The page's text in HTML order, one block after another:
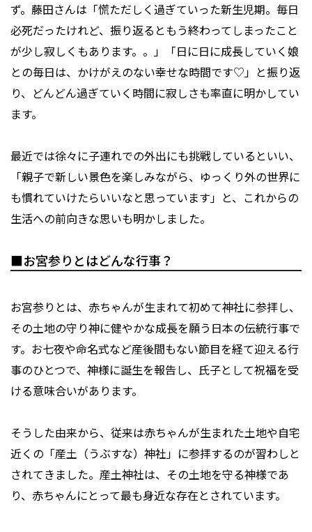
ず。藤田さんは「慌ただしく過ぎていった新生児期。毎日
必死だったけれど、振り返るともう終わってしまったこと
が少し寂しくもあります。。」「日に日に成長していく娘
との毎日は、かけがえのない幸せな時間です♡」と振り返
り、どんどん過ぎていく時間に寂しさも率直に明かしてい
ます。
最近では徐々に子連れでの外出にも挑戦しているといい、
「親子で新しい景色を楽しみながら、ゆっくり外の世界に
も慣れていけたらいいなと思っています」と、これからの
生活への前向きな思いも明かしました。
■お宮参りとはどんな行事？
お宮参りとは、赤ちゃんが生まれて初めて神社に参拝し、
その土地の守り神に健やかな成長を願う日本の伝統行事で
す。お七夜や命名式など産後間もない節目を経て迎える行
事のひとつで、神様に誕生を報告し、氏子として祝福を受
ける意味合いがあります。
そうした由来から、従来は赤ちゃんが生まれた土地や自宅
近くの「産土（うぶすな）神社」に参拝するのが習わしと
されてきました。産土神社は、その土地を守る神様であ
り、赤ちゃんにとって最も身近な存在とされています。